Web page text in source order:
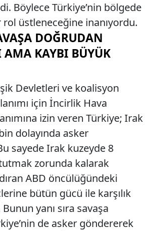
Böylece Türkiye’nin bölgede
üstleneceğine inanıyordu.
DOĞRUDAN
KAYBI BÜYÜK
Devletleri ve koalisyon
için İncirlik Hava
izin veren Türkiye; Irak
dolayında asker
sayede Irak kuzeyde 8
zorunda kalarak
ABD öncülüğündeki
bütün gücü ile karşılık
yanı sıra savaşa
de asker göndererek